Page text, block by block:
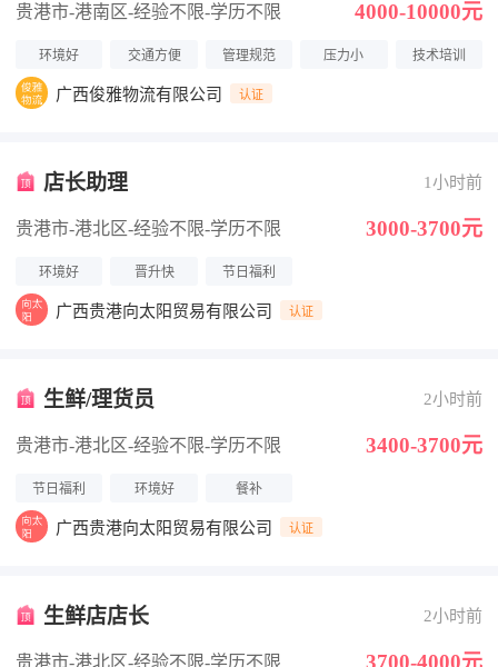
贵港市-港南区-经验不限-学历不限 4000-10000元
环境好 交通方便 管理规范 压力小 技术培训
广西俊雅物流有限公司 认证
店长助理 1小时前
贵港市-港北区-经验不限-学历不限 3000-3700元
环境好 晋升快 节日福利
广西贵港向太阳贸易有限公司 认证
生鲜/理货员 2小时前
贵港市-港北区-经验不限-学历不限 3400-3700元
节日福利 环境好 餐补
广西贵港向太阳贸易有限公司 认证
生鲜店店长 2小时前
贵港市-港北区-经验不限-学历不限 3700-4000元